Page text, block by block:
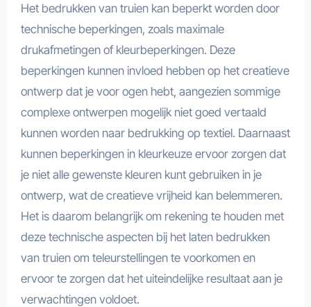
Het bedrukken van truien kan beperkt worden door
technische beperkingen, zoals maximale
drukafmetingen of kleurbeperkingen. Deze
beperkingen kunnen invloed hebben op het creatieve
ontwerp dat je voor ogen hebt, aangezien sommige
complexe ontwerpen mogelijk niet goed vertaald
kunnen worden naar bedrukking op textiel. Daarnaast
kunnen beperkingen in kleurkeuze ervoor zorgen dat
je niet alle gewenste kleuren kunt gebruiken in je
ontwerp, wat de creatieve vrijheid kan belemmeren.
Het is daarom belangrijk om rekening te houden met
deze technische aspecten bij het laten bedrukken
van truien om teleurstellingen te voorkomen en
ervoor te zorgen dat het uiteindelijke resultaat aan je
verwachtingen voldoet.